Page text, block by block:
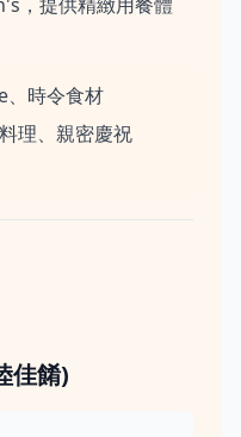
、時令食材
理、親密慶祝
佳餚)